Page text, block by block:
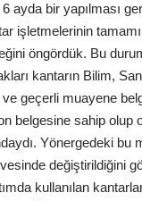
ayda bir yapılması
işletmelerinin
öngördük. Bu
kantarın Bilim,
ve geçerli muayene
belgesine sahip olup
Yönergedeki bu
değiştirildiğini
kullanılan